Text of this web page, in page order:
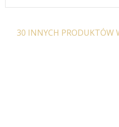
30 INNYCH PRODUKTÓW